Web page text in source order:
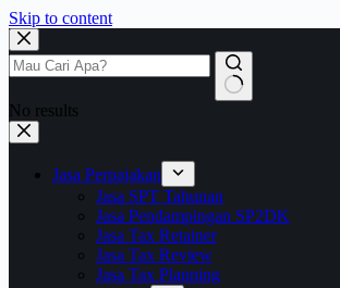
Skip to content
No results
Jasa Perpajakan
Jasa SPT Tahunan
Jasa Pendampingan SP2DK
Jasa Tax Retainer
Jasa Tax Review
Jasa Tax Planning